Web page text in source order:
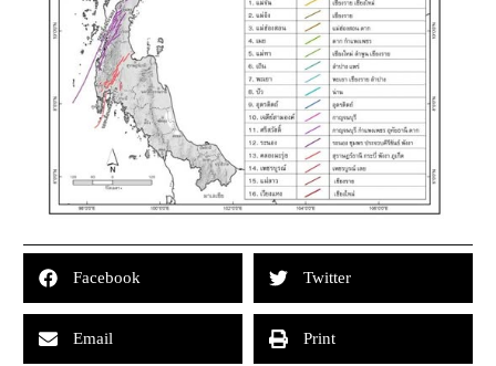
Facebook Twitter
Email Print